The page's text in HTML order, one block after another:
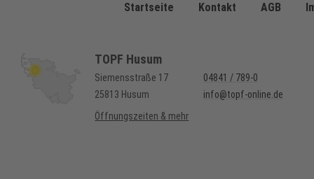
Startseite Kontakt AGB
TOPF Husum
Siemensstraße 17
25813 Husum
04841 / 789-0
info@topf-online.de
Öffnungszeiten & mehr